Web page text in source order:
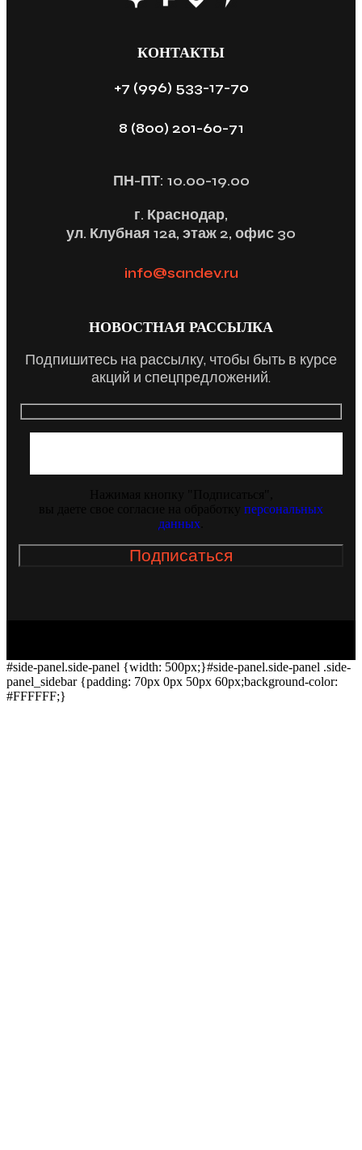
КОНТАКТЫ
+7 (996) 533-17-70
8 (800) 201-60-71
ПН-ПТ: 10.00-19.00
г. Краснодар,
ул. Клубная 12а, этаж 2, офис 30
info@sandev.ru
НОВОСТНАЯ РАССЫЛКА
Подпишитесь на рассылку, чтобы быть в курсе
акций и спецпредложений.
персональных
данных
#side-panel.side-panel {width: 500px;}#side-panel.side-panel .side-
panel_sidebar {padding: 70px 0px 50px 60px;background-color:
#FFFFFF;}